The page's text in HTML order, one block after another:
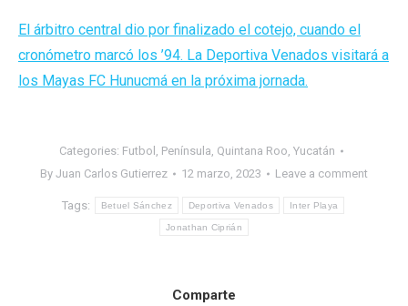
El árbitro central dio por finalizado el cotejo, cuando el
cronómetro marcó los ’94. La Deportiva Venados visitará a
los Mayas FC Hunucmá en la próxima jornada.
Categories: Futbol , Península, Quintana Roo, Yucatán
By Juan Carlos Gutierrez 12 marzo, 2023 Leave a comment
Tags: Betuel Sánchez Deportiva Venados Inter Playa
Jonathan Ciprián
Comparte